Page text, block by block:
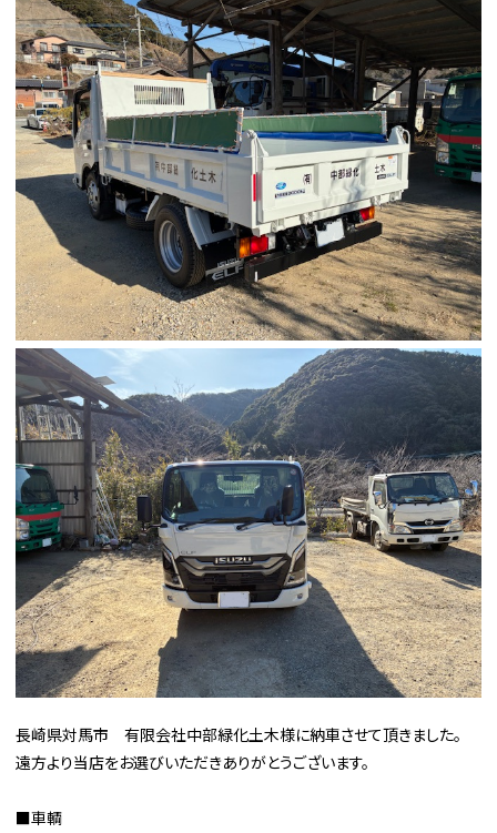
長崎県対馬市 有限会社中部緑化土木様に納車させて頂きました。
遠方より当店をお選びいただきありがとうございます。
■車輌